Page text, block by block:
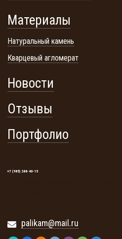
Материалы
Натуральный камень
Кварцевый агломерат
Новости
Отзывы
Портфолио
+7 (985) 288-40-15
palikam@mail.ru